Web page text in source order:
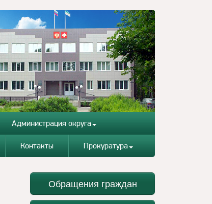
Администрация округа
Контакты Прокуратура
Обращения граждан